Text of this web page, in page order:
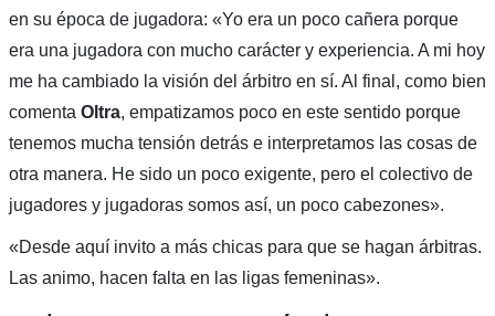
en su época de jugadora: «Yo era un poco cañera porque
era una jugadora con mucho carácter y experiencia. A mi hoy
me ha cambiado la visión del árbitro en sí. Al final, como bien
comenta Oltra, empatizamos poco en este sentido porque
tenemos mucha tensión detrás e interpretamos las cosas de
otra manera. He sido un poco exigente, pero el colectivo de
jugadores y jugadoras somos así, un poco cabezones».
«Desde aquí invito a más chicas para que se hagan árbitras.
Las animo, hacen falta en las ligas femeninas».